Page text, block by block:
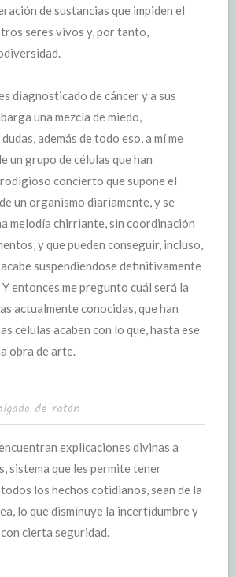
de sustancias que impiden el
seres vivos y, por tanto,
diagnosticado de cáncer y a sus
una mezcla de miedo,
además de todo eso, a mí me
un grupo de células que han
concierto que supone el
un organismo diariamente, y se
melodía chirriante, sin coordinación
y que pueden conseguir, incluso,
suspendiéndose definitivamente
entonces me pregunto cuál será la
actualmente conocidas, que han
células acaben con lo que, hasta ese
obra de arte.
de ratón
explicaciones divinas a
sistema que les permite tener
los hechos cotidianos, sean de la
lo que disminuye la incertidumbre y
cierta seguridad.